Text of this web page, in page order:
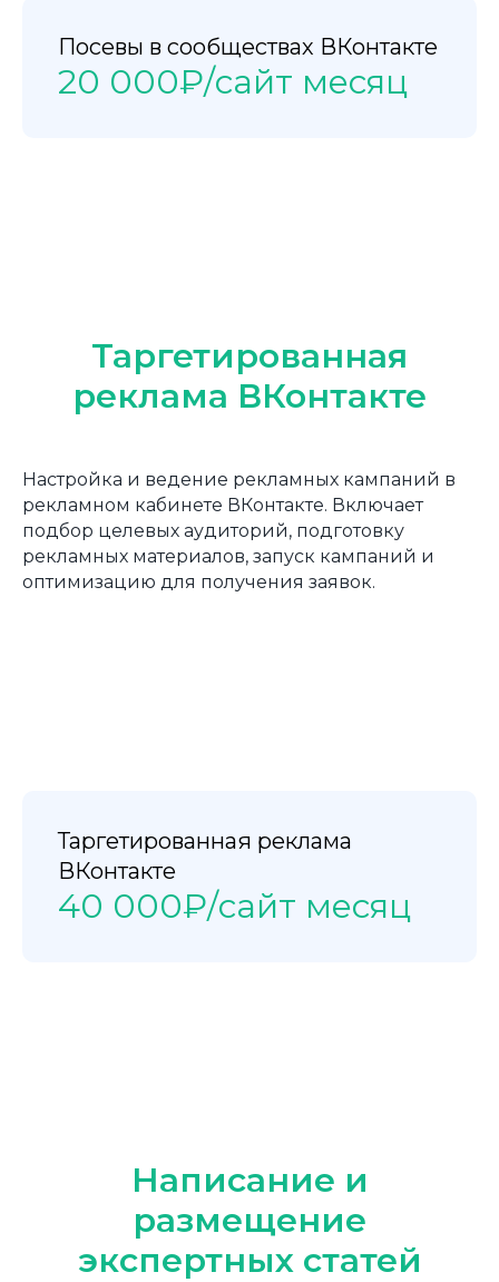
Посевы в сообществах ВКонтакте
20 000₽/сайт месяц
Таргетированная
реклама ВКонтакте
Настройка и ведение рекламных кампаний в
рекламном кабинете ВКонтакте. Включает
подбор целевых аудиторий, подготовку
рекламных материалов, запуск кампаний и
оптимизацию для получения заявок.
Таргетированная реклама
ВКонтакте
40 000₽/сайт месяц
Написание и
размещение
экспертных статей
Вакансии
Пиар
Маркетинг